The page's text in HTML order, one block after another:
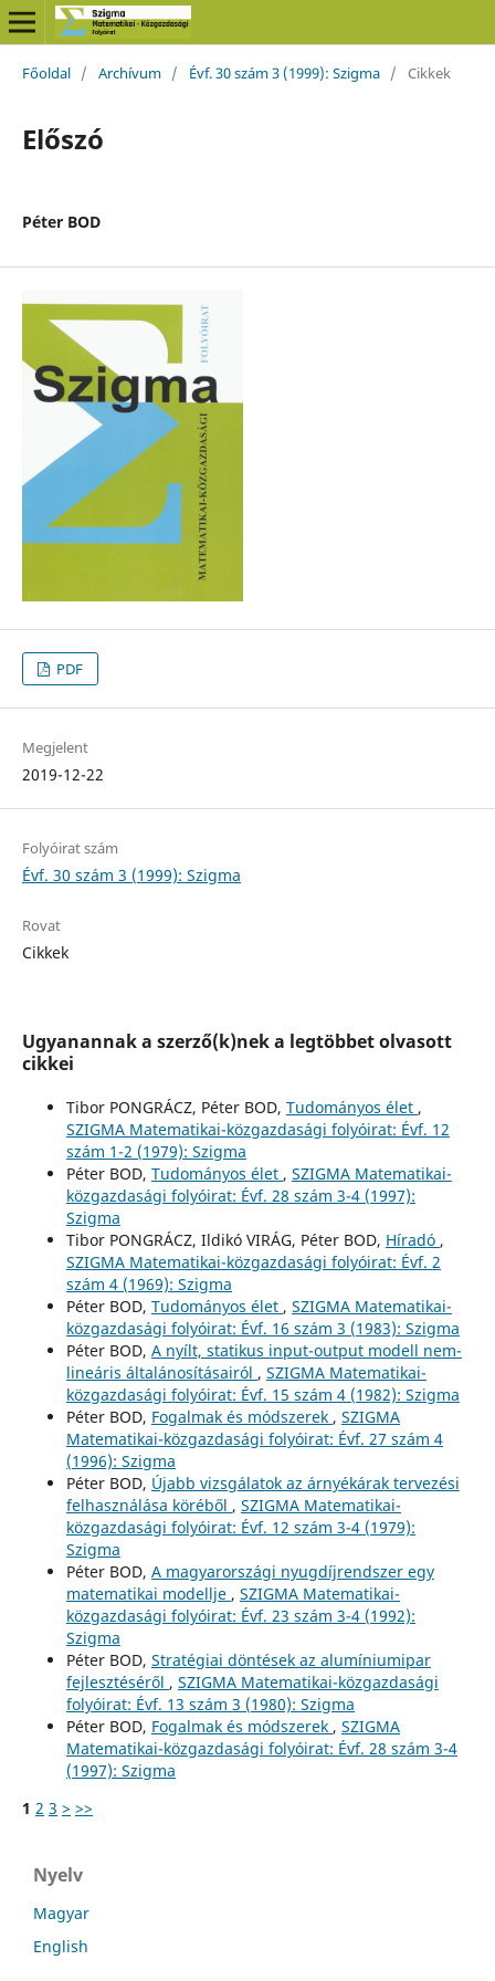
Főoldal / Archívum / Évf. 30 szám 3 (1999): Szigma / Cikkek
Előszó
Péter BOD
PDF
Megjelent
2019-12-22
Folyóirat szám
Évf. 30 szám 3 (1999): Szigma
Rovat
Cikkek
Ugyanannak a szerző(k)nek a legtöbbet olvasott
cikkei
Tibor PONGRÁCZ, Péter BOD, Tudományos élet ,
SZIGMA Matematikai-közgazdasági folyóirat: Évf. 12
szám 1-2 (1979): Szigma
Péter BOD, Tudományos élet , SZIGMA Matematikai-
közgazdasági folyóirat: Évf. 28 szám 3-4 (1997):
Szigma
Tibor PONGRÁCZ, Ildikó VIRÁG, Péter BOD, Híradó ,
SZIGMA Matematikai-közgazdasági folyóirat: Évf. 2
szám 4 (1969): Szigma
Péter BOD, Tudományos élet , SZIGMA Matematikai-
közgazdasági folyóirat: Évf. 16 szám 3 (1983): Szigma
Péter BOD, A nyílt, statikus input-output modell nem-
lineáris általánosításairól , SZIGMA Matematikai-
közgazdasági folyóirat: Évf. 15 szám 4 (1982): Szigma
Péter BOD, Fogalmak és módszerek , SZIGMA
Matematikai-közgazdasági folyóirat: Évf. 27 szám 4
(1996): Szigma
Péter BOD, Újabb vizsgálatok az árnyékárak tervezési
felhasználása köréből , SZIGMA Matematikai-
közgazdasági folyóirat: Évf. 12 szám 3-4 (1979):
Szigma
Péter BOD, A magyarországi nyugdíjrendszer egy
matematikai modellje , SZIGMA Matematikai-
közgazdasági folyóirat: Évf. 23 szám 3-4 (1992):
Szigma
Péter BOD, Stratégiai döntések az alumíniumipar
fejlesztéséről , SZIGMA Matematikai-közgazdasági
folyóirat: Évf. 13 szám 3 (1980): Szigma
Péter BOD, Fogalmak és módszerek , SZIGMA
Matematikai-közgazdasági folyóirat: Évf. 28 szám 3-4
(1997): Szigma
1 2 3 > >>
Nyelv
Magyar
English